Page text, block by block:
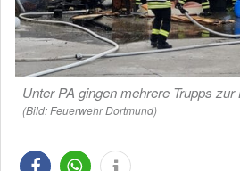
Unter PA gingen mehrere Trupps
(Bild: Feuerwehr Dortmund)